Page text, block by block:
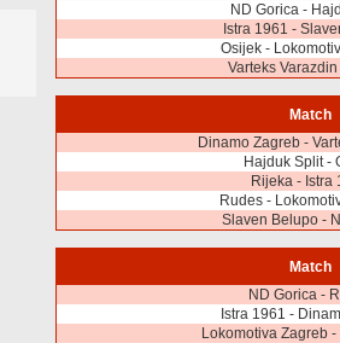
ND Gorica -
Istra 1961 -
Osijek -
Varteks
Match
Dinamo Zagreb -
Hajduk Split -
Rijeka - Istra
Rudes -
Slaven Belupo -
Match
ND Gorica -
Istra 1961 -
Lokomotiva Zagreb